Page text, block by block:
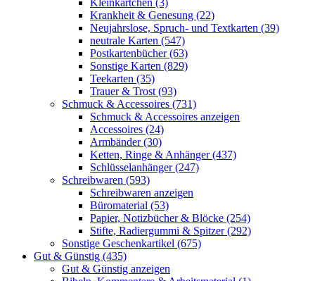
Krankheit & Genesung (22)
Neujahrslose, Spruch- und Textkarten (39)
neutrale Karten (547)
Postkartenbücher (63)
Sonstige Karten (829)
Teekarten (35)
Trauer & Trost (93)
Schmuck & Accessoires (731)
Schmuck & Accessoires anzeigen
Accessoires (24)
Armbänder (30)
Ketten, Ringe & Anhänger (437)
Schlüsselanhänger (247)
Schreibwaren (593)
Schreibwaren anzeigen
Büromaterial (53)
Papier, Notizbücher & Blöcke (254)
Stifte, Radiergummi & Spitzer (292)
Sonstige Geschenkartikel (675)
Gut & Günstig (435)
Gut & Günstig anzeigen